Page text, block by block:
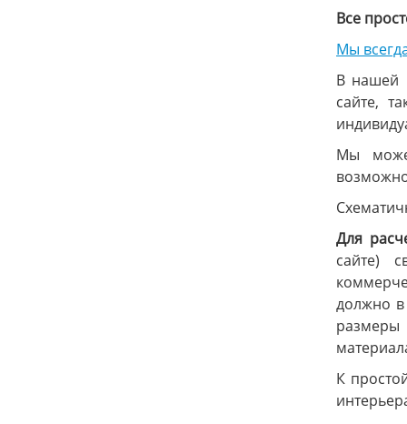
Все
Мы
В нашей
сайте,
Мы
Для
сайте)
должно в
размеры
К